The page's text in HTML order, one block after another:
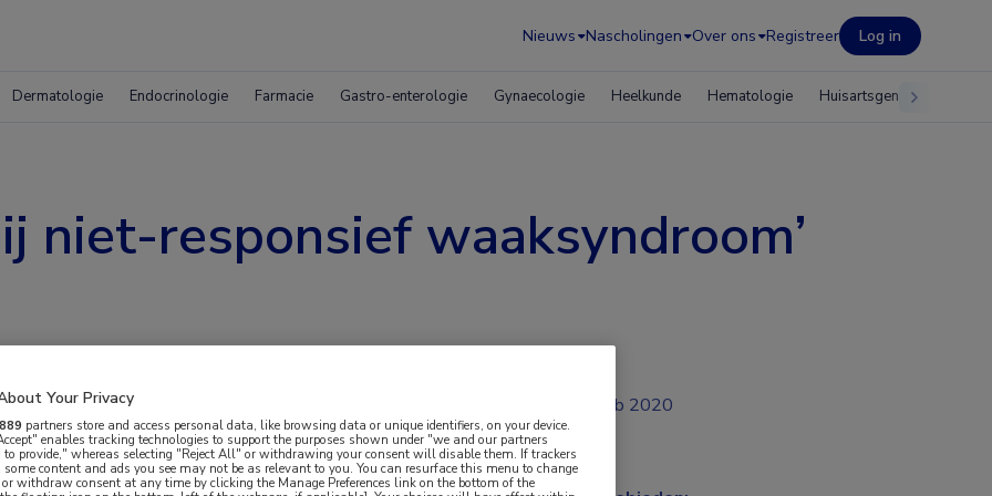
Nieuws Nascholingen Over ons Registreer Log in
Dermatologie Endocrinologie Farmacie Gastro-enterologie Gynaecologie Heelkunde Hematologie Huisartsgeneeskunde
niet-responsief waaksyndroom’
met het niet-responsief waaksyndroom
en specialist
een cohortonderzoek tussen 2012 en 2018.
feb 2020
Your Privacy
889 partners store and access personal data, like browsing data or unique identifiers, on your device.
enables tracking technologies to support the purposes shown under "we and our partners
to provide," whereas selecting "Reject All" or withdrawing your consent will disable them. If trackers
some content and ads you see may not be as relevant to you. You can resurface this menu to change
or withdraw consent at any time by clicking the Manage Preferences link on the bottom of the